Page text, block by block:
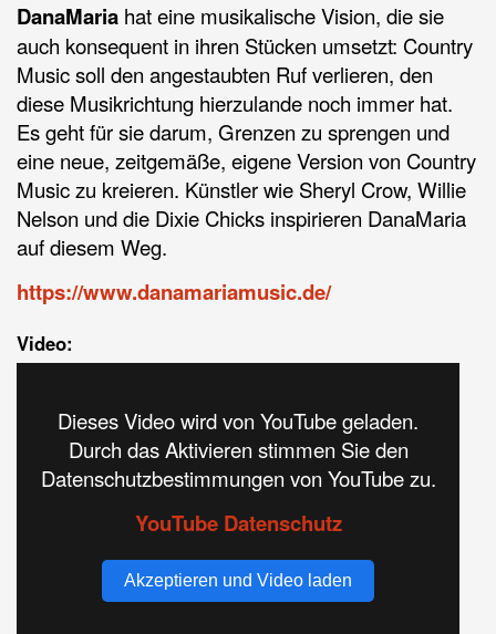
DanaMaria hat eine musikalische Vision, die sie
auch konsequent in ihren Stücken umsetzt: Country
Music soll den angestaubten Ruf verlieren, den
diese Musikrichtung hierzulande noch immer hat.
Es geht für sie darum, Grenzen zu sprengen und
eine neue, zeitgemäße, eigene Version von Country
Music zu kreieren. Künstler wie Sheryl Crow, Willie
Nelson und die Dixie Chicks inspirieren DanaMaria
auf diesem Weg.
https://www.danamariamusic.de/
Video:
Dieses Video wird von YouTube geladen.
Durch das Aktivieren stimmen Sie den
Datenschutzbestimmungen von YouTube zu.
YouTube Datenschutz
Akzeptieren und Video laden